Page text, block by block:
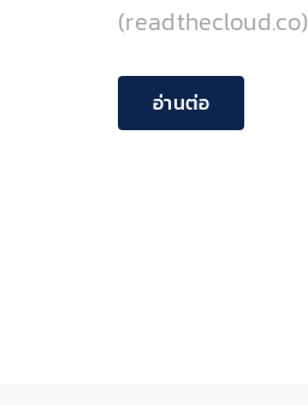
(readthecloud.co)
อ่านต่อ